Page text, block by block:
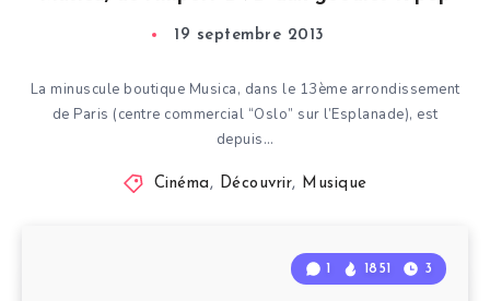
19 septembre 2013
La minuscule boutique Musica, dans le 13ème arrondissement
de Paris (centre commercial “Oslo” sur l’Esplanade), est
depuis…
Cinéma, Découvrir, Musique
1 1851 3